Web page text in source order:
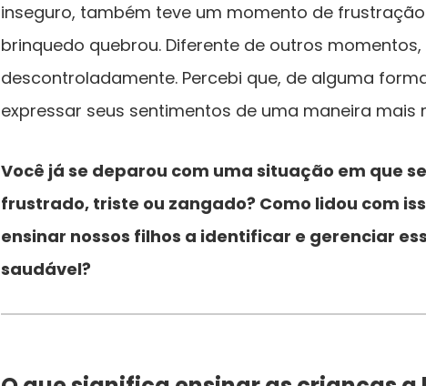
inseguro, também teve um momento de
brinquedo quebrou. Diferente de outros
descontroladamente. Percebi que, de alguma
expressar seus sentimentos de uma maneira mais
Você já se deparou com uma situação em que
frustrado, triste ou zangado? Como lidou com
ensinar nossos filhos a identificar e gerenciar
saudável?